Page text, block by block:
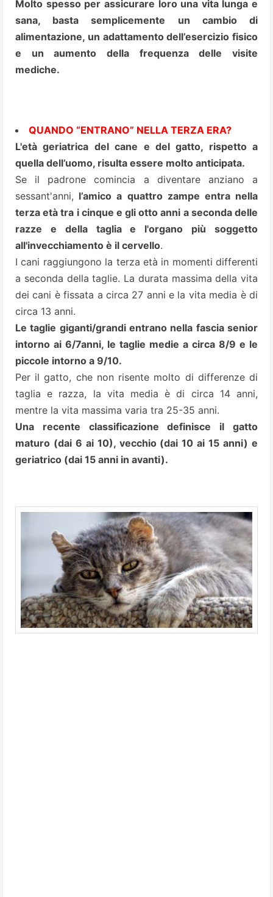
Molto spesso per assicurare loro una vita lunga e
sana, basta semplicemente un cambio di
alimentazione, un adattamento dell’esercizio fisico
e un aumento della frequenza delle visite
mediche.
QUANDO “ENTRANO” NELLA TERZA ERA?
L'età geriatrica del cane e del gatto, rispetto a
quella dell’uomo, risulta essere molto anticipata.
Se il padrone comincia a diventare anziano a
sessant'anni, l’amico a quattro zampe entra nella
terza età tra i cinque e gli otto anni a seconda delle
razze e della taglia e l'organo più soggetto
all'invecchiamento è il cervello.
I cani raggiungono la terza età in momenti differenti
a seconda della taglie. La durata massima della vita
dei cani è fissata a circa 27 anni e la vita media è di
circa 13 anni.
Le taglie giganti/grandi entrano nella fascia senior
intorno ai 6/7anni, le taglie medie a circa 8/9 e le
piccole intorno a 9/10.
Per il gatto, che non risente molto di differenze di
taglia e razza, la vita media è di circa 14 anni,
mentre la vita massima varia tra 25-35 anni.
Una recente classificazione definisce il gatto
maturo (dai 6 ai 10), vecchio (dai 10 ai 15 anni) e
geriatrico (dai 15 anni in avanti).